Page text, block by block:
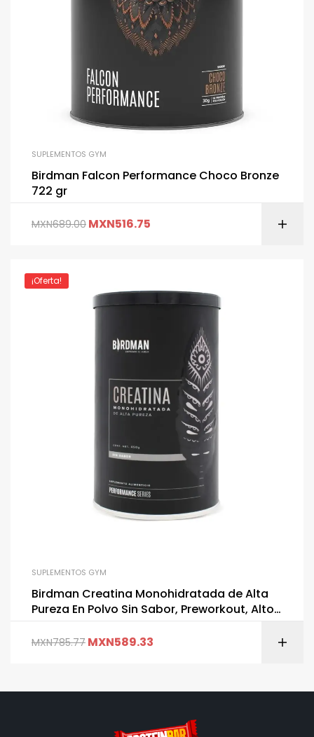
SUPLEMENTOS GYM
Birdman Falcon Performance Choco Bronze
722 gr
MXN689.00 MXN516.75
¡Oferta!
SUPLEMENTOS GYM
Birdman Creatina Monohidratada de Alta
Pureza En Polvo Sin Sabor, Preworkout, Alto
MXN785.77 MXN589.33